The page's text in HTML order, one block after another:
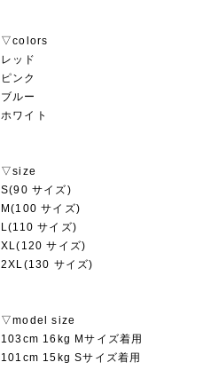
▽colors
レッド
ピンク
ブルー
ホワイト
▽size
S(90 サイズ)
M(100 サイズ)
L(110 サイズ)
XL(120 サイズ)
2XL(130 サイズ)
▽model size
103cm 16kg Mサイズ着用
101cm 15kg Sサイズ着用